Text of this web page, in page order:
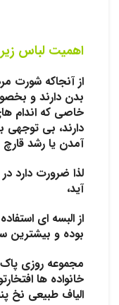
اهمیت لباس
از آنجاکه شورت
بدن دارند و
خاصی که اندام
دارند، بی
آمدن یا رشد
لذا ضرورت دارد
آید،
از البسه ای
بوده و بیشترین
مجموعه روزی پاک
خانواده ها
الیاف طبیعی نخ